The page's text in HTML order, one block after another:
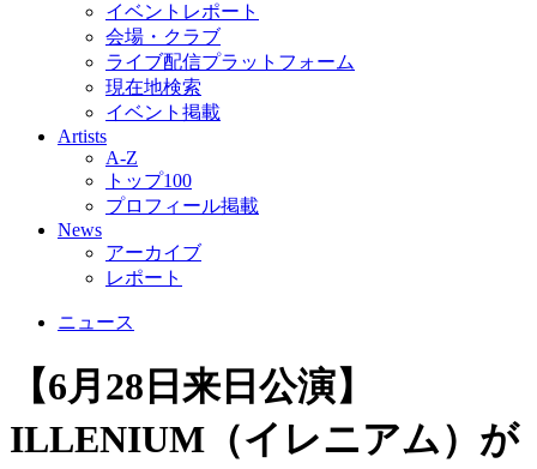
イベントレポート
会場・クラブ
ライブ配信プラットフォーム
現在地検索
イベント掲載
Artists
A-Z
トップ100
プロフィール掲載
News
アーカイブ
レポート
ニュース
【6月28日来日公演】
ILLENIUM（イレニアム）が